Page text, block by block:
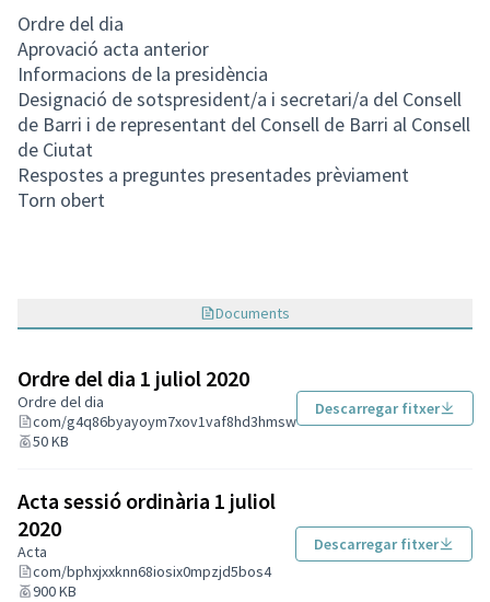
(Enllaç extern)
Ordre del dia
Aprovació acta anterior
Informacions de la presidència
Designació de sotspresident/a i secretari/a del Consell
de Barri i de representant del Consell de Barri al Consell
de Ciutat
Respostes a preguntes presentades prèviament
Torn obert
Documents
Ordre del dia 1 juliol 2020
Ordre del dia
com/g4q86byayoym7xov1vaf8hd3hmsw
50 KB
Descarregar fitxer
Acta sessió ordinària 1 juliol
2020
Acta
com/bphxjxxknn68iosix0mpzjd5bos4
900 KB
Descarregar fitxer